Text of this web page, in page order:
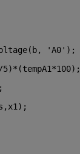
'A0' );